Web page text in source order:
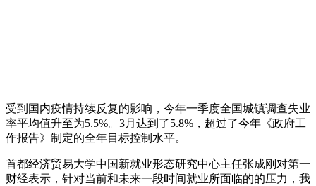
受到国内疫情持续反复的影响，今年一季度全国城镇调查失业
率平均值升至为5.5%。3月达到了5.8%，超过了今年《政府工
作报告》制定的全年目标控制水平。
首都经济贸易大学中国新就业形态研究中心主任张成刚对第一
财经表示，针对当前和未来一段时间就业所面临的的压力，我